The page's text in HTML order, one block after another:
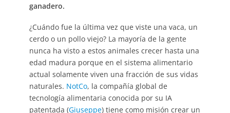
ganadero.
¿Cuándo fue la última vez que viste una vaca, un
cerdo o un pollo viejo? La mayoría de la gente
nunca ha visto a estos animales crecer hasta una
edad madura porque en el sistema alimentario
actual solamente viven una fracción de sus vidas
naturales. NotCo, la compañía global de
tecnología alimentaria conocida por su IA
patentada (Giuseppe) tiene como misión crear un